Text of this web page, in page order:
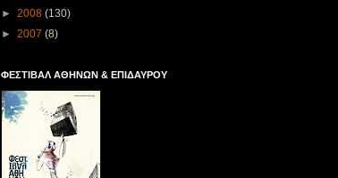
► 2008 (130)
► 2007 (8)
ΦΕΣΤΙΒΑΛ ΑΘΗΝΩΝ & ΕΠΙΔΑΥΡΟΥ